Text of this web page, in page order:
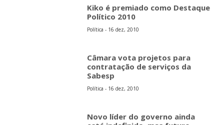
Kiko é premiado como Destaque
Político 2010
Política - 16 dez, 2010
Câmara vota projetos para
contratação de serviços da
Sabesp
Política - 16 dez, 2010
Novo líder do governo ainda